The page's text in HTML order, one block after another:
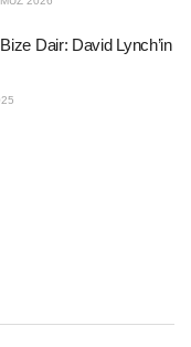
Dair: David Lynch’in